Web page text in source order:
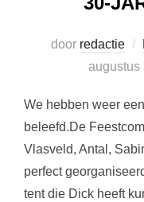
door redactie
augustus
We hebben weer
beleefd.De
Vlasveld, Antal,
perfect
tent die Dick heeft